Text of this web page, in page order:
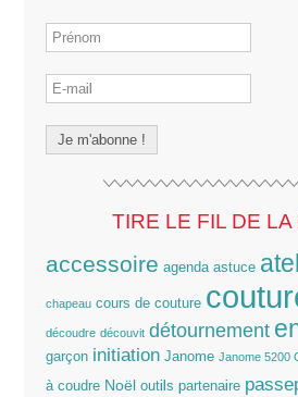
TIRE LE FIL DE LA
accessoire agenda astuce
chapeau cours de couture
découdre découvit détournement
garçon initiation Janome Janome 5200
à coudre Noël outils partenaire